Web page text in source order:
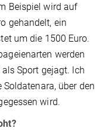
Beispiel wird auf
gehandelt, ein
um die 1500 Euro.
werden
Sport gejagt. Ich
über den
wird.